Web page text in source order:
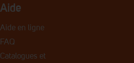
Aide
Aide en ligne
FAQ
Catalogues et